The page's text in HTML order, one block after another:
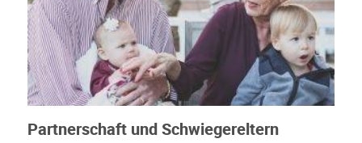
Partnerschaft und Schwiegereltern